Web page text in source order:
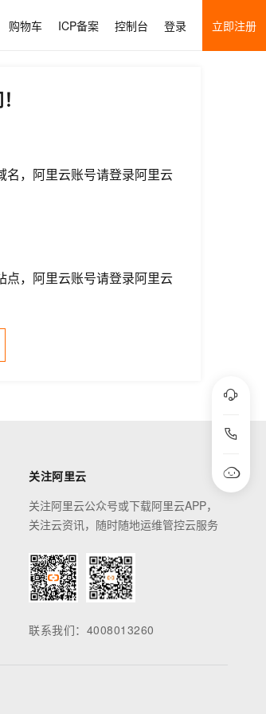
购物车 ICP备案 控制台 登录 立即注册
名，阿里云账号请登录阿里云
点，阿里云账号请登录阿里云